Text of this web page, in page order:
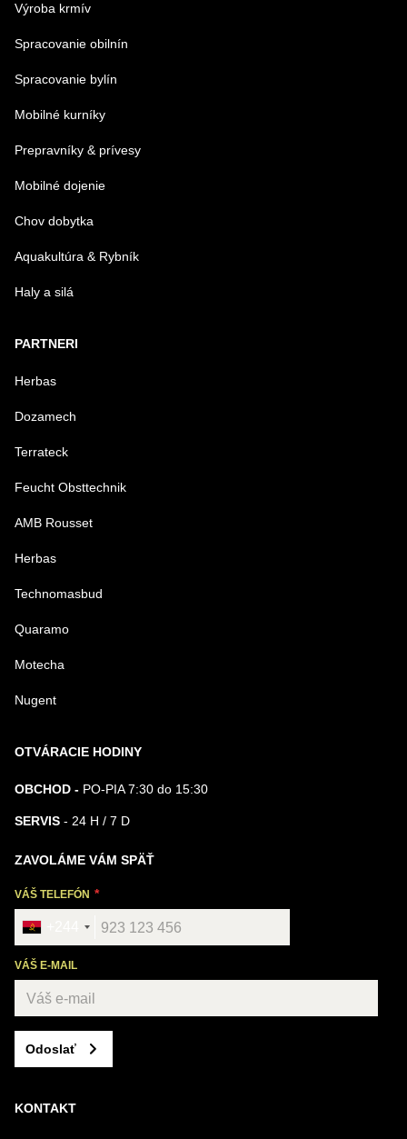
Výroba krmív
Spracovanie obilnín
Spracovanie bylín
Mobilné kurníky
Prepravníky & prívesy
Mobilné dojenie
Chov dobytka
Aquakultúra & Rybník
Haly a silá
PARTNERI
Herbas
Dozamech
Terrateck
Feucht Obsttechnik
AMB Rousset
Herbas
Technomasbud
Quaramo
Motecha
Nugent
OTVÁRACIE HODINY
OBCHOD - PO-PIA 7:30 do 15:30
SERVIS - 24 H / 7 D
ZAVOLÁME VÁM SPÄŤ
VÁŠ TELEFÓN
VÁŠ E-MAIL
Odoslať
KONTAKT